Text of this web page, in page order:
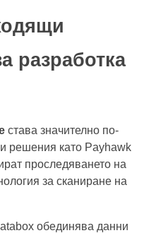
разработка
става значително по-
решения като Payhawk
проследяването на
за сканиране на
обединява данни